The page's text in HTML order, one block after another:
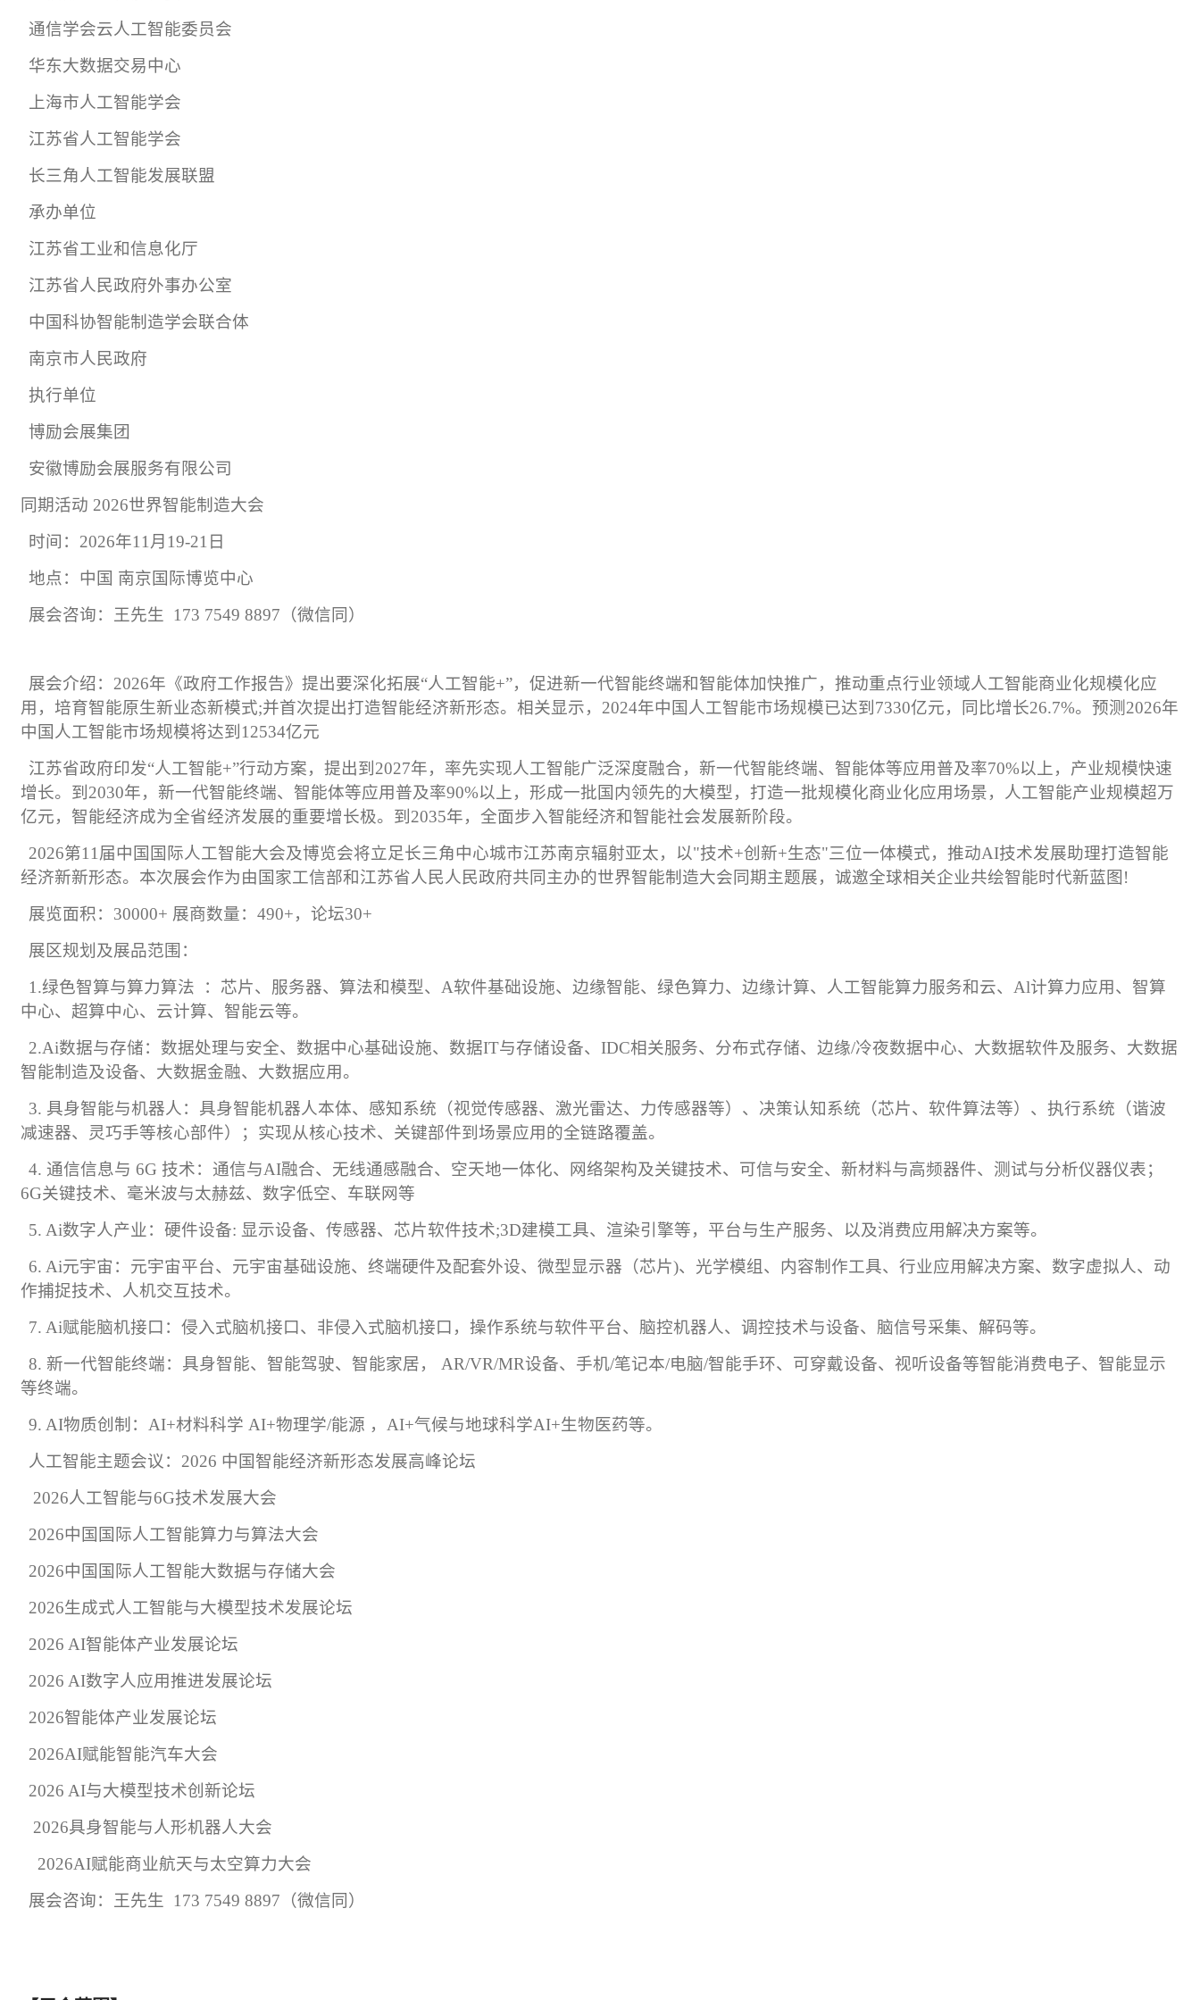
通信学会云人工智能委员会
华东大数据交易中心
上海市人工智能学会
江苏省人工智能学会
长三角人工智能发展联盟
承办单位
江苏省工业和信息化厅
江苏省人民政府外事办公室
中国科协智能制造学会联合体
南京市人民政府
执行单位
博励会展集团
安徽博励会展服务有限公司
同期活动 2026世界智能制造大会
时间： 2026年11 月 19-21 日
地点：中国 南京国际博览中心
展会咨询：王先生
173 7549 8897 （微信同）
展会介绍： 2026年《政府工作报告》提出要深化拓展“人工智能+”，促进新一代智能终端和智能体加快推广，推动重点行业领域人工智能商业化规模化应
用，培育智能原生新业态新模式;并首次提出打造智能经济新形态。相关显示， 2024年中国人工智能市场规模已达到 7330亿元，同比增长26.7%。预测 2026年
中国人工智能市场规模将达到 12534亿元
江苏省政府印发“人工智能+”行动方案，提出到 2027年，率先实现人工智能广泛深度融合，新一代智能终端、智能体等应用普及率70%以上，产业规模快速
增长。到 2030年，新一代智能终端、智能体等应用普及率90%以上，形成一批国内领先的大模型，打造一批规模化商业化应用场景，人工智能产业规模超万
亿元，智能经济成为全省经济发展的重要增长极。到 2035年，全面步入智能经济和智能社会发展新阶段。
2026第11 届中国国际人工智能大会及博览会将立足长三角中心城市江苏南京辐射亚太，以"技术+创新+生态"三位一体模式，推动AI技术发展助理打造智能
经济新新形态。本次展会作为由国家工信部和江苏省人民人民政府共同主办的世界智能制造大会同期主题展，诚邀全球相关企业共绘智能时代新蓝图 !
展览面积： 30000+ 展商数量：490+，论坛30+
展区规划及展品范围：
1.绿色智算与算力算法 ：芯片、服务器、算法和模型、 A软件基础设施、边缘智能、绿色算力、边缘计算、人工智能算力服务和云、 Al计算力应用、智算
中心、超算中心、云计算、智能云等。
2.Ai数据与存储：数据处理与安全、数据中心基础设施、数据IT与存储设备、 IDC相关服务、分布式存储、边缘/冷夜数据中心、大数据软件及服务、大数据
智能制造及设备、大数据金融、大数据应用。
3. 具身智能与机器人：具身智能机器人本体、感知系统（视觉传感器、激光雷达、力传感器等）、决策认知系统（芯片、软件算法等）、执行系统（谐波
减速器、灵巧手等核心部件）；实现从核心技术、关键部件到场景应用的全链路覆盖。
4.通信信息与 6G 技术：通信与AI融合、无线通感融合、空天地一体化、网络架构及关键技术、可信与安全、新材料与高频器件、测试与分析仪器仪表；
6G关键技术、毫米波与太赫兹、数字低空、车联网等
5. Ai数字人产业：硬件设备: 显示设备、传感器、芯片软件技术;3D建模工具、渲染引擎等，平台与生产服务、以及消费应用解决方案等。
6. Ai元宇宙：元宇宙平台、元宇宙基础设施、终端硬件及配套外设、微型显示器（芯片)、光学模组、内容制作工具、行业应用解决方案、数字虚拟人、动
作捕捉技术、人机交互技术。
7. Ai赋能脑机接口：侵入式脑机接口、非侵入式脑机接口，操作系统与软件平台、脑控机器人、调控技术与设备、脑信号采集、解码等。
8. 新一代智能终端：具身智能、智能驾驶、智能家居， AR/VR/MR设备、手机/笔记本/电脑/智能手环、可穿戴设备、视听设备等智能消费电子、智能显示
等终端。
9. AI物质创制： AI+材料科学 AI+物理学/能源 ， AI+气候与地球科学AI+生物医药等。
人工智能主题会议： 2026 中国智能经济新形态发展高峰论坛
2026人工智能与6G技术发展大会
2026中国国际人工智能算力与算法大会
2026中国国际人工智能大数据与存储大会
2026生成式人工智能与大模型技术发展论坛
2026 AI智能体产业发展论坛
2026 AI数字人应用推进发展论坛
2026智能体产业发展论坛
2026AI赋能智能汽车大会
2026 AI与大模型技术创新论坛
2026具身智能与人形机器人大会
2026AI赋能商业航天与太空算力大会
展会咨询：王先生
173 7549 8897 （微信同）